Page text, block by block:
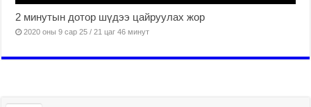
2 минутын дотор шүдээ цайруулах жор
2020 оны 9 сар 25 / 21 цаг 46 минут